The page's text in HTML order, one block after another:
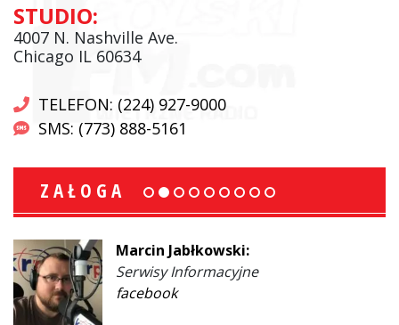
STUDIO:
4007 N. Nashville Ave.
Chicago IL 60634
TELEFON: (224) 927-9000
SMS: (773) 888-5161
ZAŁOGA
Marcin Jabłkowski:
Serwisy Informacyjne
facebook